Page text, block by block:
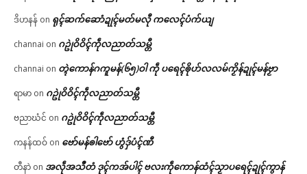
ဒိဟနန် on ရုၚ်ဆက်ဆောံဍုၚ်မတ်မလီု ကလေၚ်ပံက်ယျ
channai on ဂဥုဲဝိဝိၚ်ကဵုလညာတ်သမ္တီ
channai on တ္ၚဲကောန်ဂကူမန်(၆၅)ဝါ ကဵု ပရေၚ်ၜိုဟ်လလမ်ကၟိန်ဍုၚ်မန်ဗၟာ
ရာမာ on ဂဥုဲဝိဝိၚ်ကဵုလညာတ်သမ္တီ
ဗညာဃံင် on ဂဥုဲဝိဝိၚ်ကဵုလညာတ်သမ္တီ
ကနန်ထဝ် on ဗော်မန်ၜါဗော် ဟွံဒှ်ပံၚ်ဏီ
တီနာဲ on အလဵုအသဳတံ ဒုၚ်ကအ်ပါၚ် ဗလးကဵုကောန်ထံၚ်သၟာပရေၚ်ဍုၚ်ကွာန်